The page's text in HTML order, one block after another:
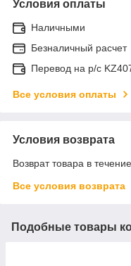
Условия оплаты
Наличными
Безналичный расчет
Перевод на р/с
Все условия оплаты
Условия возврата
Возврат товара в
Все условия возврата
Подобные товары